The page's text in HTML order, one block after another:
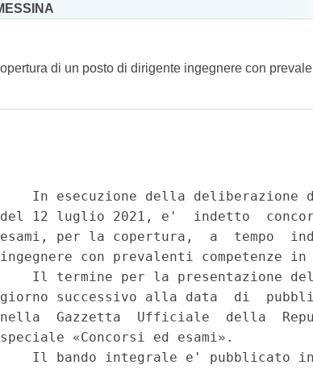
di un posto di dirigente ingegnere con